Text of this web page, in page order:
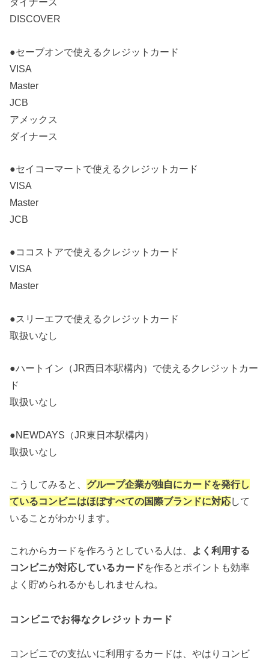
DISCOVER
●セーブオンで使えるクレジットカード
VISA
Master
JCB
アメックス
ダイナース
●セイコーマートで使えるクレジットカード
VISA
Master
JCB
●ココストアで使えるクレジットカード
VISA
Master
●スリーエフで使えるクレジットカード
取扱いなし
●ハートイン（JR西日本駅構内）で使えるクレジットカー
ド
取扱いなし
●NEWDAYS（JR東日本駅構内）
取扱いなし
こうしてみると、 グループ企業が独自にカードを発行し
ているコンビニはほぼすべての国際ブランドに対応して
いることがわかります。
これからカードを作ろうとしている人は、 よく利用する
コンビニが対応しているカードを作るとポイントも効率
よく貯められるかもしれませんね。
コンビニでお得なクレジットカード
コンビニでの支払いに利用するカードは、やはりコンビ